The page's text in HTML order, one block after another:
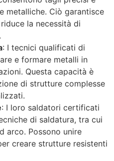
metalliche. Ciò garantisce
la necessità di
: I tecnici qualificati di
e formare metalli in
Questa capacità è
di strutture complesse
: I loro saldatori certificati
di saldatura, tra cui
arco. Possono unire
creare strutture resistenti